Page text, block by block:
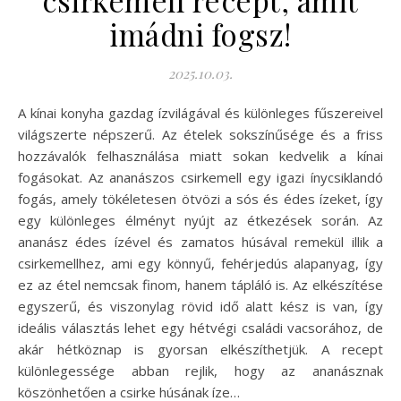
imádni fogsz!
2025.10.03.
A kínai konyha gazdag ízvilágával és különleges fűszereivel
világszerte népszerű. Az ételek sokszínűsége és a friss
hozzávalók felhasználása miatt sokan kedvelik a kínai
fogásokat. Az ananászos csirkemell egy igazi ínycsiklandó
fogás, amely tökéletesen ötvözi a sós és édes ízeket, így
egy különleges élményt nyújt az étkezések során. Az
ananász édes ízével és zamatos húsával remekül illik a
csirkemellhez, ami egy könnyű, fehérjedús alapanyag, így
ez az étel nemcsak finom, hanem tápláló is. Az elkészítése
egyszerű, és viszonylag rövid idő alatt kész is van, így
ideális választás lehet egy hétvégi családi vacsorához, de
akár hétköznap is gyorsan elkészíthetjük. A recept
különlegessége abban rejlik, hogy az ananásznak
köszönhetően a csirke húsának íze…